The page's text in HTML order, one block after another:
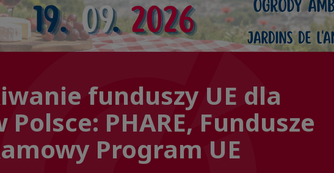
funduszy UE dla
PHARE, Fundusze
Program UE